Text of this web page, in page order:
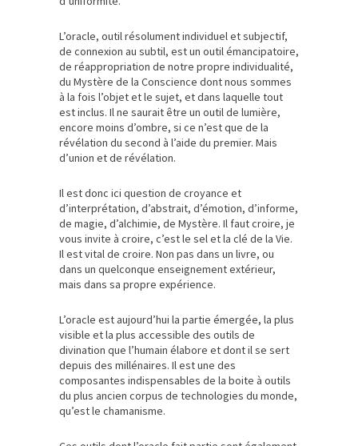
L’oracle, outil résolument individuel et subjectif,
de connexion au subtil, est un outil émancipatoire,
de réappropriation de notre propre individualité,
du Mystère de la Conscience dont nous sommes
à la fois l’objet et le sujet, et dans laquelle tout
est inclus. Il ne saurait être un outil de lumière,
encore moins d’ombre, si ce n’est que de la
révélation du second à l’aide du premier. Mais
d’union et de révélation.
Il est donc ici question de croyance et
d’interprétation, d’abstrait, d’émotion, d’informe,
de magie, d’alchimie, de Mystère. Il faut croire, je
vous invite à croire, c’est le sel et la clé de la Vie.
Il est vital de croire. Non pas dans un livre, ou
dans un quelconque enseignement extérieur,
mais dans sa propre expérience.
L’oracle est aujourd’hui la partie émergée, la plus
visible et la plus accessible des outils de
divination que l’humain élabore et dont il se sert
depuis des millénaires. Il est une des
composantes indispensables de la boite à outils
du plus ancien corpus de technologies du monde,
qu’est le chamanisme.